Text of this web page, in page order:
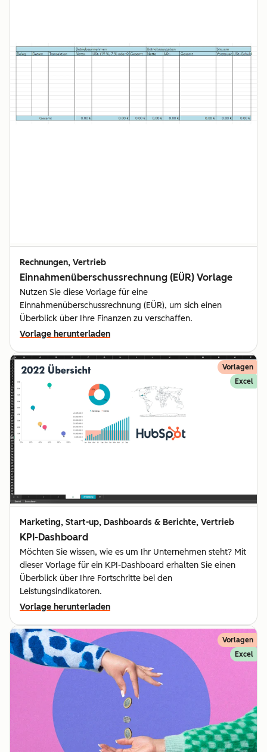
Rechnungen, Vertrieb
Einnahmenüberschussrechnung (EÜR) Vorlage
Nutzen Sie diese Vorlage für eine
Einnahmenüberschussrechnung (EÜR), um sich einen
Überblick über Ihre Finanzen zu verschaffen.
Vorlage herunterladen
Vorlagen
Excel
Marketing, Start-up, Dashboards & Berichte, Vertrieb
KPI-Dashboard
Möchten Sie wissen, wie es um Ihr Unternehmen steht? Mit
dieser Vorlage für ein KPI-Dashboard erhalten Sie einen
Überblick über Ihre Fortschritte bei den
Leistungsindikatoren.
Vorlage herunterladen
Vorlagen
Excel